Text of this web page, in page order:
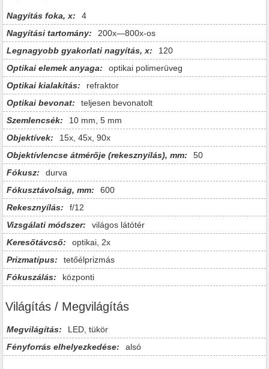
Nagyítás foka, x:
4
Nagyítási tartomány:
200x—800x-os
Legnagyobb gyakorlati nagyítás, x:
120
Optikai elemek anyaga:
optikai polimerüveg
Optikai kialakítás:
refraktor
Optikai bevonat:
teljesen bevonatolt
Szemlencsék:
10 mm, 5 mm
Objektívek:
15x, 45x, 90x
Objektívlencse átmérője (rekesznyílás), mm:
50
Fókusz:
durva
Fókusztávolság, mm:
600
Rekesznyílás:
f/12
Vizsgálati módszer:
világos látótér
Keresőtávcső:
optikai, 2x
Prizmatípus:
tetőélprizmás
Fókuszálás:
központi
Világítás / Megvilágítás
Megvilágítás:
LED, tükör
Fényforrás elhelyezkedése:
alsó